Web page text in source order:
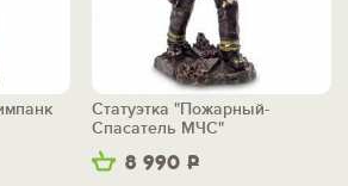
8 990 Р
Статуэтка "Пожарный-
Спасатель МЧС"